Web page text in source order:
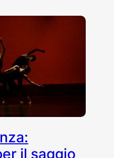
il saggio